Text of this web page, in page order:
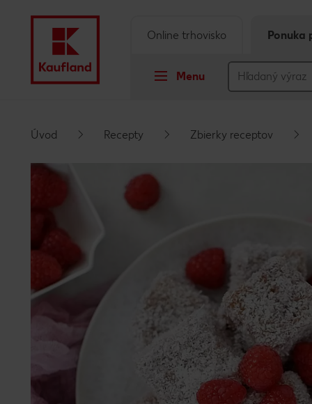
Vyskakovací bočný panel
Menu
Online trhovisko Ponuka
Úvod Recepty Zbierky receptov